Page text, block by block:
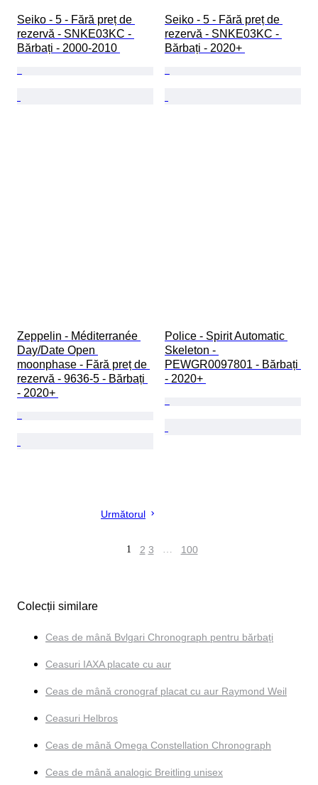
Seiko - 5 - Fără preț de
rezervă - SNKE03KC -
Bărbați - 2000-2010
Seiko - 5 - Fără preț de
rezervă - SNKE03KC -
Bărbați - 2020+
Zeppelin - Méditerranée
Day/Date Open
moonphase - Fără preț de
rezervă - 9636-5 - Bărbați
- 2020+
Police - Spirit Automatic
Skeleton -
PEWGR0097801 - Bărbați
- 2020+
Următorul
1 2 3 … 100
Colecții similare
Ceas de mână Bvlgari Chronograph pentru bărbați
Ceasuri IAXA placate cu aur
Ceas de mână cronograf placat cu aur Raymond Weil
Ceasuri Helbros
Ceas de mână Omega Constellation Chronograph
Ceas de mână analogic Breitling unisex